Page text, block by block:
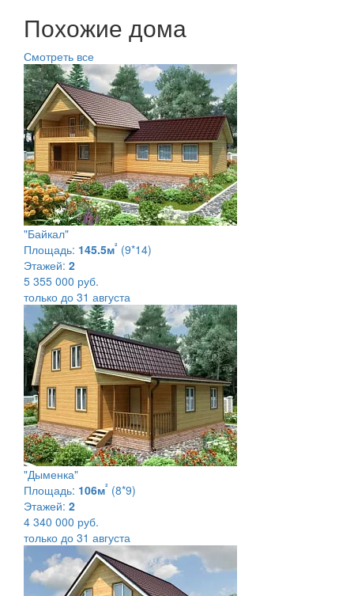
Похожие дома
Смотреть все
"Байкал"
Площадь: 145.5м² (9*14)
Этажей: 2
5 355 000 руб.
только до 31 августа
"Дыменка"
Площадь: 106м² (8*9)
Этажей: 2
4 340 000 руб.
только до 31 августа